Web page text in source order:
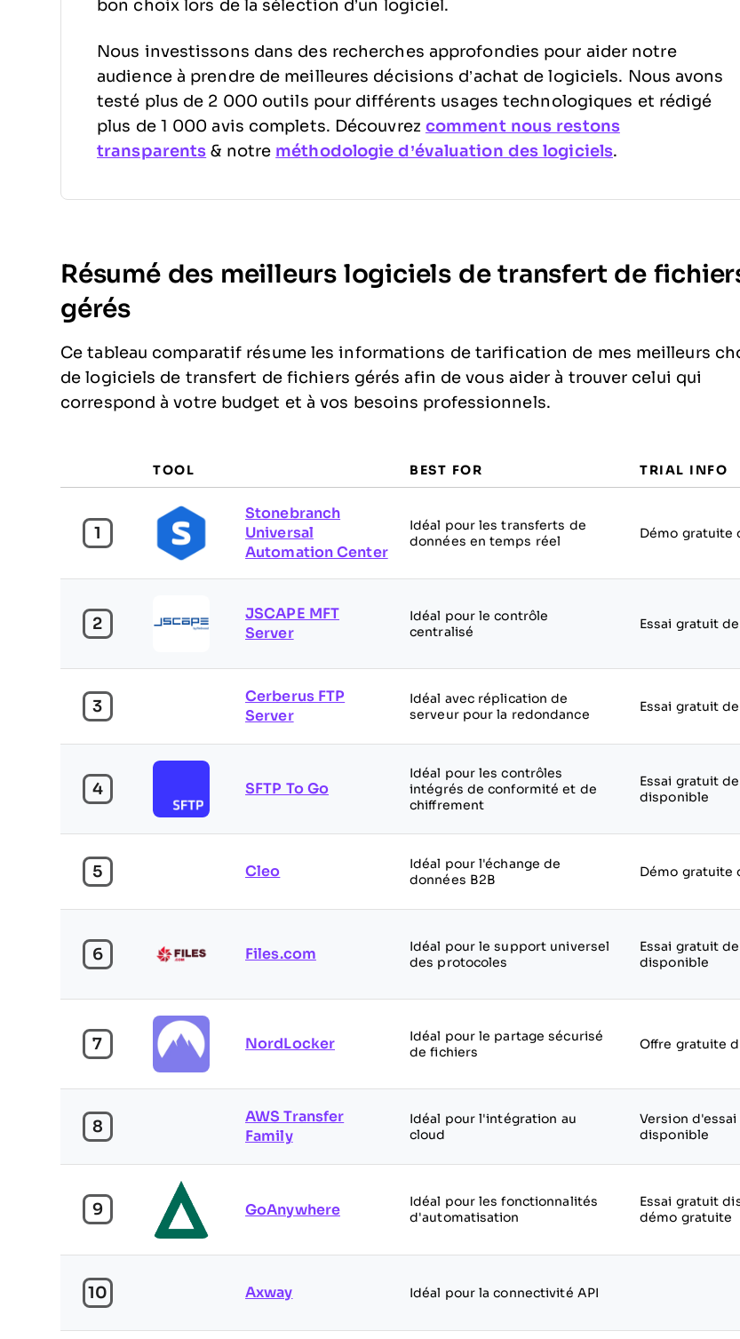
bon choix lors de la sélection d’un logiciel.
Nous investissons dans des recherches approfondies pour aider notre
audience à prendre de meilleures décisions d’achat de logiciels. Nous avons
testé plus de 2 000 outils pour différents usages technologiques et rédigé
plus de 1 000 avis complets. Découvrez comment nous restons
transparents & notre méthodologie d’évaluation des logiciels.
Résumé des meilleurs logiciels de transfert de
gérés
Ce tableau comparatif résume les informations de tarification de mes meilleurs
de logiciels de transfert de fichiers gérés afin de vous aider à trouver celui qui
correspond à votre budget et à vos besoins professionnels.
TOOL BEST FOR TRIAL INFO
1
Stonebranch
Universal
Automation Center
Idéal pour les transferts de
données en temps réel
Démo gratuite
2
JSCAPE MFT
Server
Idéal pour le contrôle
centralisé
Essai gratuit
3
Cerberus FTP
Server
Idéal avec réplication de
serveur pour la redondance
Essai gratuit
4 SFTP To Go
Idéal pour les contrôles
intégrés de conformité et de
chiffrement
Essai gratuit
disponible
5 Cleo
Idéal pour l'échange de
données B2B
Démo gratuite
6 Files.com
Idéal pour le support universel
des protocoles
Essai gratuit
disponible
7 NordLocker
Idéal pour le partage sécurisé
de fichiers
Offre gratuite
8
AWS Transfer
Family
Idéal pour l'intégration au
cloud
Version
disponible
9 GoAnywhere
Idéal pour les fonctionnalités
d'automatisation
Essai gratuit
démo gratuite
10 Axway Idéal pour la connectivité API